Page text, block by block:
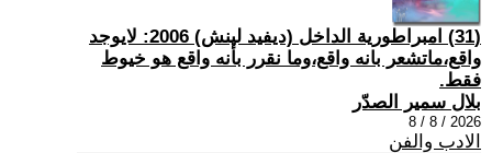
(31) امبراطورية الداخل (ديفيد لينش) 2006: لايوجد
واقع،ماتشعر بانه واقع،وما نقرر بأنه واقع هو خيوط
فقط.
بلال سمير الصدّر
2026 / 8 / 8
الادب والفن